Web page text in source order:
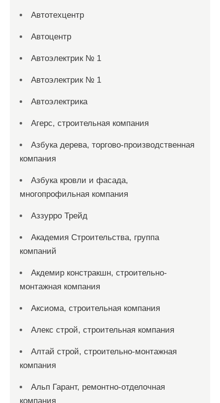
Автотехцентр
Автоцентр
Автоэлектрик № 1
Автоэлектрик № 1
Автоэлектрика
Агерс, строительная компания
Азбука дерева, торгово-производственная
компания
Азбука кровли и фасада,
многопрофильная компания
Аззурро Трейд
Академия Строительства, группа
компаний
Акдемир констракшн, строительно-
монтажная компания
Аксиома, строительная компания
Алекс строй, строительная компания
Алтай строй, строительно-монтажная
компания
Альп Гарант, ремонтно-отделочная
компания